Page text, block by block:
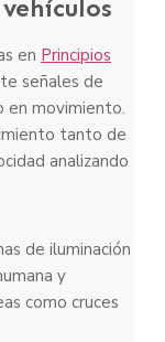
en Principios
señales de
en movimiento.
tanto de
analizando
de iluminación
y
como cruces